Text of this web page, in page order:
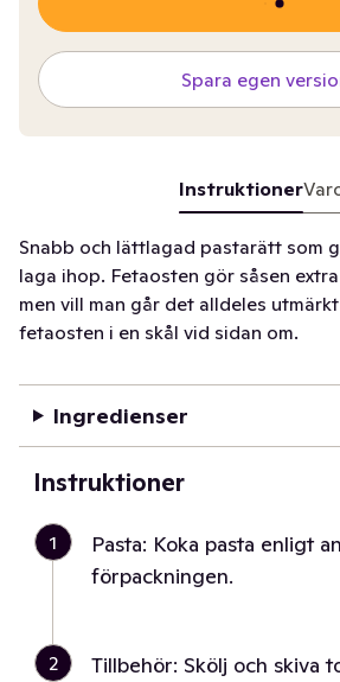
Spara egen
Instruktioner
Snabb och lättlagad pastarätt som
laga ihop. Fetaosten gör såsen
men vill man går det alldeles
fetaosten i en skål vid sidan om.
Ingredienser
Instruktioner
1
Pasta: Koka pasta enligt
förpackningen.
2
Tillbehör: Skölj och skiva